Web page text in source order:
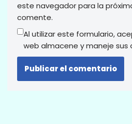
este navegador para la
comente.
Al utilizar este formulario,
web almacene y maneje sus